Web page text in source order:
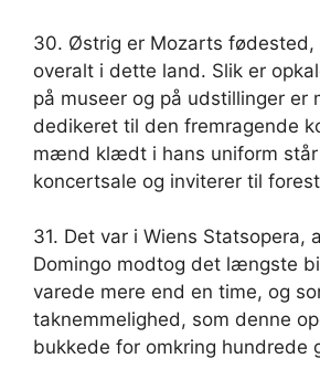
30. Østrig er Mozarts fødested,
overalt i dette land. Slik er
på museer og på udstillinger er
dedikeret til den fremragende
mænd klædt i hans uniform
koncertsale og inviterer til
31. Det var i Wiens Statsopera,
Domingo modtog det længste
varede mere end en time, og
taknemmelighed, som denne
bukkede for omkring hundrede